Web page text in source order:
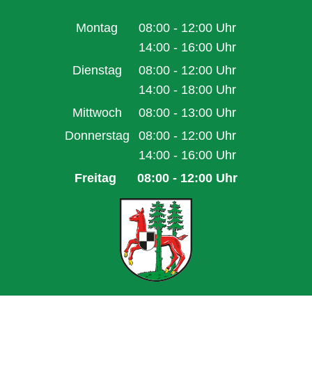
Montag 08:00 - 12:00 Uhr
Von 08:00 bis 12:00 Uhr
14:00 - 16:00 Uhr
Von 14:00 bis 16:00 Uhr
Dienstag 08:00 - 12:00 Uhr
Von 08:00 bis 12:00 Uhr
14:00 - 18:00 Uhr
Von 14:00 bis 18:00 Uhr
Mittwoch 08:00 - 13:00 Uhr
Von 08:00 bis 13:00 Uhr
Donnerstag 08:00 - 12:00 Uhr
Von 08:00 bis 12:00 Uhr
14:00 - 16:00 Uhr
Von 14:00 bis 16:00 Uhr
Freitag 08:00 - 12:00 Uhr
Von 08:00 bis 12:00 Uhr